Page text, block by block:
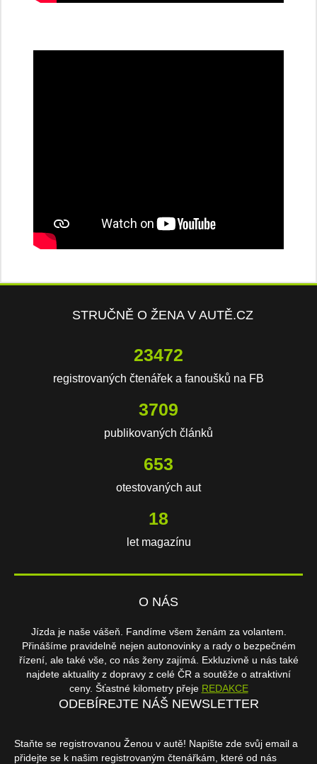
STRUČNĚ O ŽENA V AUTĚ.CZ
23472
registrovaných čtenářek a fanoušků na FB
3709
publikovaných článků
653
otestovaných aut
18
let magazínu
O NÁS
Jízda je naše vášeň. Fandíme všem ženám za volantem.
Přinášíme pravidelně nejen autonovinky a rady o bezpečném
řízení, ale také vše, co nás ženy zajímá. Exkluzivně u nás také
najdete aktuality z dopravy z celé ČR a soutěže o atraktivní
ceny. Šťastné kilometry přeje REDAKCE
ODEBÍREJTE NÁŠ NEWSLETTER
Staňte se registrovanou Ženou v autě! Napište zde svůj email a
přidejte se k našim registrovaným čtenářkám, které od nás